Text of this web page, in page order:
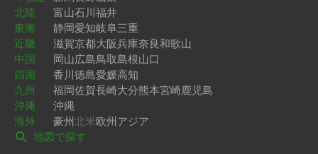
北陸
富山石川福井
東海
静岡愛知岐阜三重
近畿
滋賀京都大阪兵庫奈良和歌山
中国
岡山広島鳥取島根山口
四国
香川徳島愛媛高知
九州
福岡佐賀長崎大分熊本宮崎鹿児島
沖縄
沖縄
海外
豪州北米欧州アジア
地図で探す